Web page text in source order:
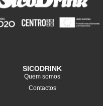
SICODRINK
Quem somos
Contactos